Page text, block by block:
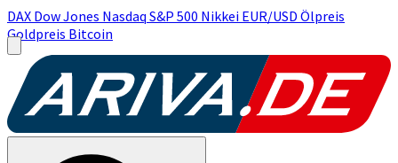
DAX Dow Jones Nasdaq S&P 500 Nikkei EUR/USD Ölpreis
Goldpreis Bitcoin